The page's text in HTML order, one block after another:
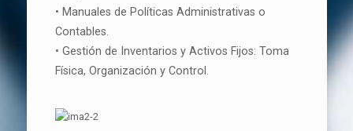
• Manuales de Políticas Administrativas o
Contables.
• Gestión de Inventarios y Activos Fijos: Toma
Física, Organización y Control.